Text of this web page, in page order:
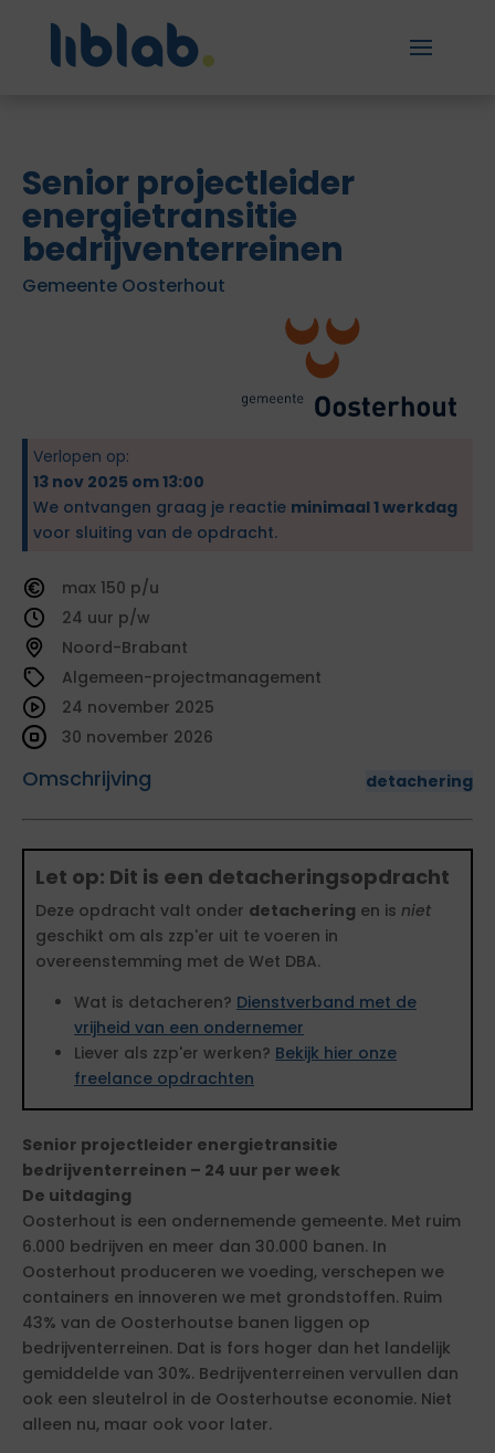
Senior projectleider
energietransitie
bedrijventerreinen
Gemeente Oosterhout
Verlopen op:
13 nov 2025 om 13:00
We ontvangen graag je reactie minimaal 1 werkdag
voor sluiting van de opdracht.
150
24
Noord-Brabant
Algemeen-projectmanagement
Omschrijving detachering
24 november 2025
30 november 2026
Let op: Dit is een detacheringsopdracht
Deze opdracht valt onder detachering en is niet
geschikt om als zzp'er uit te voeren in
overeenstemming met de Wet DBA.
Wat is detacheren? Dienstverband met de
vrijheid van een ondernemer
Liever als zzp'er werken? Bekijk hier onze
freelance opdrachten
Senior projectleider energietransitie
bedrijventerreinen – 24 uur per week
De uitdaging
Oosterhout is een ondernemende gemeente. Met ruim
6.000 bedrijven en meer dan 30.000 banen. In
Oosterhout produceren we voeding, verschepen we
containers en innoveren we met grondstoffen. Ruim
43% van de Oosterhoutse banen liggen op
bedrijventerreinen. Dat is fors hoger dan het landelijk
gemiddelde van 30%. Bedrijventerreinen vervullen dan
ook een sleutelrol in de Oosterhoutse economie. Niet
alleen nu, maar ook voor later.